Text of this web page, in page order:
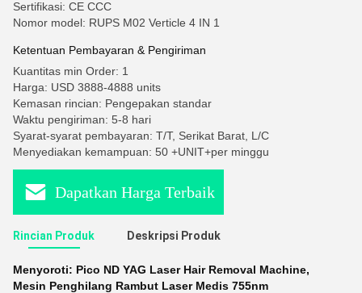
Sertifikasi: CE CCC
Nomor model: RUPS M02 Verticle 4 IN 1
Ketentuan Pembayaran & Pengiriman
Kuantitas min Order: 1
Harga: USD 3888-4888 units
Kemasan rincian: Pengepakan standar
Waktu pengiriman: 5-8 hari
Syarat-syarat pembayaran: T/T, Serikat Barat, L/C
Menyediakan kemampuan: 50 +UNIT+per minggu
Dapatkan Harga Terbaik
Rincian Produk Deskripsi Produk
Menyoroti: Pico ND YAG Laser Hair Removal Machine,
Mesin Penghilang Rambut Laser Medis 755nm